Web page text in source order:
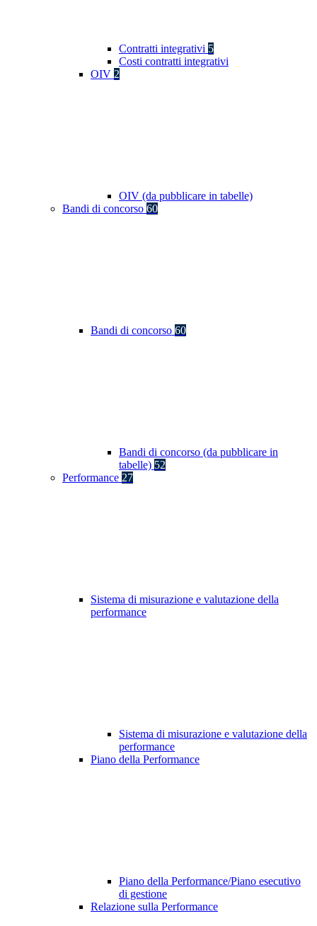
Contratti integrativi 5
Costi contratti integrativi
OIV 2
OIV (da pubblicare in tabelle)
Bandi di concorso 60
Bandi di concorso 60
Bandi di concorso (da pubblicare in
tabelle) 52
Performance 27
Sistema di misurazione e valutazione della
performance
Sistema di misurazione e valutazione della
performance
Piano della Performance
Piano della Performance/Piano esecutivo
di gestione
Relazione sulla Performance